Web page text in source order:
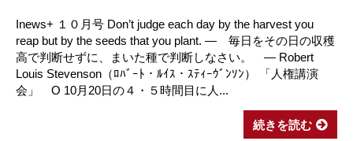
Inews+ １０月号 Don’t judge each day by the harvest you
reap but by the seeds that you plant. ― 毎日をその日の収穫
高で判断せずに、まいた種で判断しなさい。 ― Robert
Louis Stevenson（ﾛﾊﾞｰﾄ・ﾙｲｽ・ｽﾃｨｰｳﾞﾝｿﾝ） 「人権講演
会」 O 10月20日の４・５時間目に人...
続きを読む